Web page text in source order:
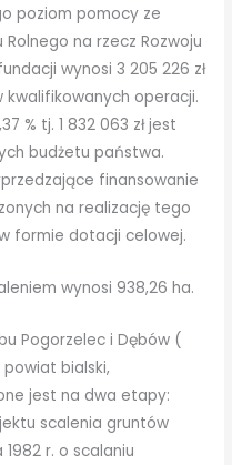
poziom pomocy ze
na rzecz Rozwoju
wynosi 3 205 226 zł
kwalifikowanych operacji.
% tj. 1 832 063 zł jest
budżetu państwa.
finansowanie
na realizację tego
formie dotacji celowej.
wynosi 938,26 ha.
Pogorzelec i Dębów (
powiat bialski,
jest na dwa etapy:
scalenia gruntów
r. o scalaniu